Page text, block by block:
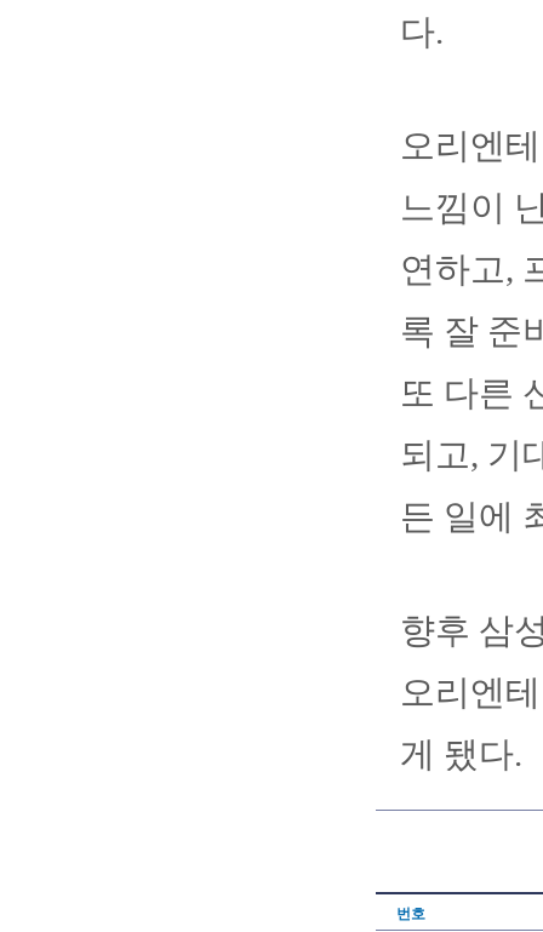
다.
오리엔
느낌이
연하고,
록 잘 준
또 다른
되고, 기
든 일에
향후 삼
오리엔
게 됐다.
번호